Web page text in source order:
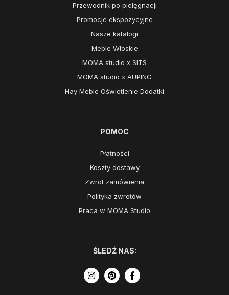
Przewodnik po pielęgnacji
Promocje ekspozycyjne
Nasze katalogi
Meble Włoskie
MOMA studio x SITS
MOMA studio x AUPING
Hay Meble Oświetlenie Dodatki
POMOC
Płatności
Koszty dostawy
Zwrot zamówienia
Polityka zwrotów
Praca w MOMA Studio
ŚLEDŹ NAS: